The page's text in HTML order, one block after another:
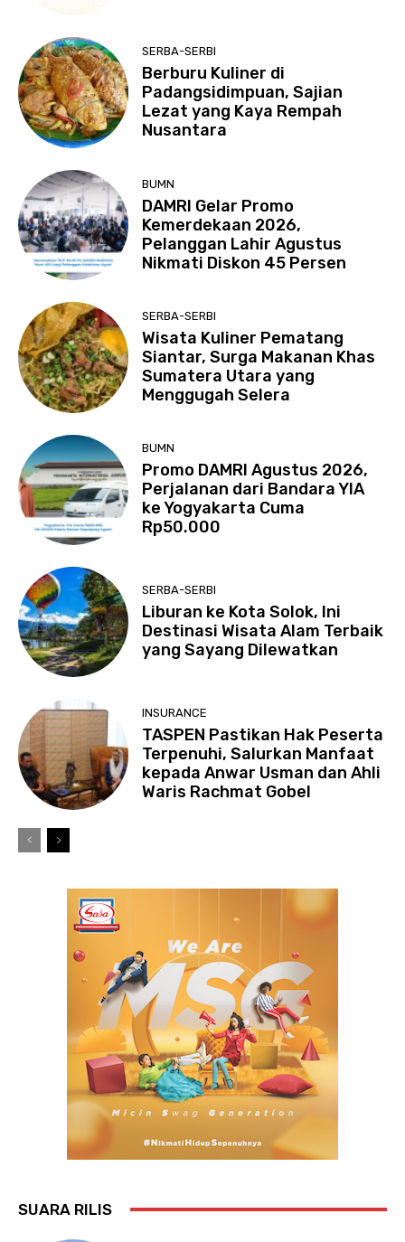
SERBA-SERBI
Berburu Kuliner di
Padangsidimpuan, Sajian
Lezat yang Kaya Rempah
Nusantara
BUMN
DAMRI Gelar Promo
Kemerdekaan 2026,
Pelanggan Lahir Agustus
Nikmati Diskon 45 Persen
SERBA-SERBI
Wisata Kuliner Pematang
Siantar, Surga Makanan Khas
Sumatera Utara yang
Menggugah Selera
BUMN
Promo DAMRI Agustus 2026,
Perjalanan dari Bandara YIA
ke Yogyakarta Cuma
Rp50.000
SERBA-SERBI
Liburan ke Kota Solok, Ini
Destinasi Wisata Alam Terbaik
yang Sayang Dilewatkan
INSURANCE
TASPEN Pastikan Hak Peserta
Terpenuhi, Salurkan Manfaat
kepada Anwar Usman dan Ahli
Waris Rachmat Gobel
SUARA RILIS